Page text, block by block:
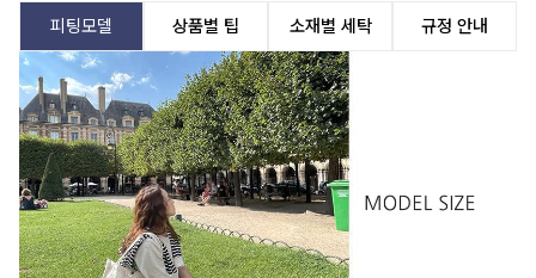
피팅모델 상품별 팁 소재별 세탁 규정 안내